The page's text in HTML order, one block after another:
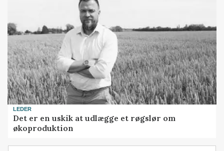
LEDER
Det er en uskik at udlægge et røgslør om
økoproduktion